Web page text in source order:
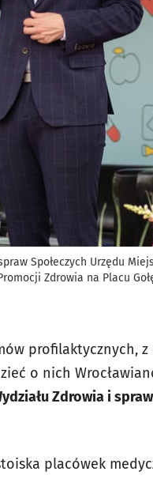
Społeczych Urzędu
Zdrowia na Placu
profilaktycznych,
o nich
Zdrowia i
placówek